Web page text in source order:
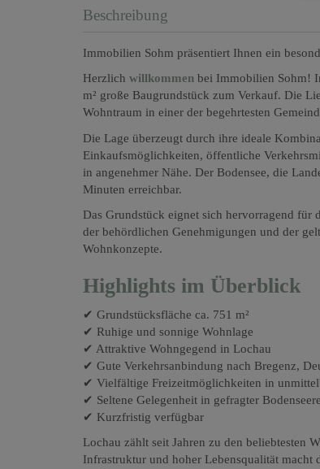
Beschreibung
Immobilien Sohm präsentiert Ihnen ein
Herzlich willkommen bei Immobilien Sohm!
m² große Baugrundstück zum Verkauf. Die
Wohntraum in einer der begehrtesten
Die Lage überzeugt durch ihre ideale
Einkaufsmöglichkeiten, öffentliche
in angenehmer Nähe. Der Bodensee, die
Minuten erreichbar.
Das Grundstück eignet sich hervorragend
der behördlichen Genehmigungen und der
Wohnkonzepte.
Highlights im Überblick
✔ Grundstücksfläche ca. 751 m²
✔ Ruhige und sonnige Wohnlage
✔ Attraktive Wohngegend in Lochau
✔ Gute Verkehrsanbindung nach Bregenz,
✔ Vielfältige Freizeitmöglichkeiten in
✔ Seltene Gelegenheit in gefragter
✔ Kurzfristig verfügbar
Lochau zählt seit Jahren zu den beliebtesten
Infrastruktur und hoher Lebensqualität macht